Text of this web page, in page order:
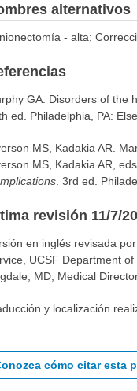
alternativos
- alta;
GA. Disorders of the
ed. Philadelphia, PA:
MS, Kadakia AR.
MS, Kadakia AR, eds.
. 3rd ed.
revisión 11/7/
en inglés revisada
UCSF Department
MD, Medical
y localización
cómo citar esta